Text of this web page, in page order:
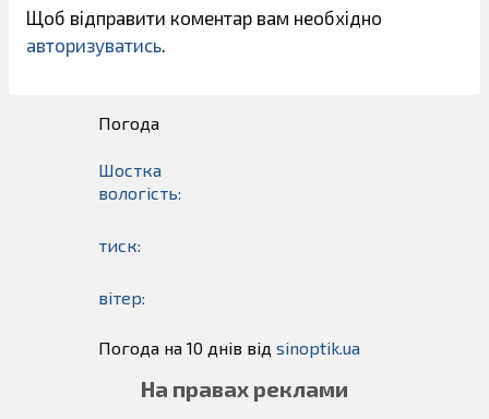
Щоб відправити коментар вам необхідно
авторизуватись
Погода
Шостка
вологість:
тиск:
вітер:
Погода на 10 днів від sinoptik.ua
На правах реклами